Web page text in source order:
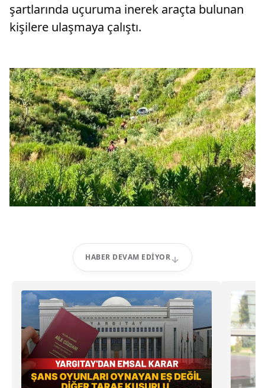
şartlarında uçuruma inerek araçta bulunan
kişilere ulaşmaya çalıştı.
HABER DEVAM EDIYOR